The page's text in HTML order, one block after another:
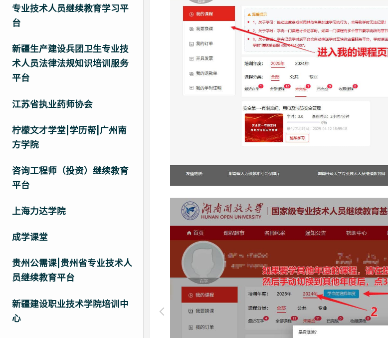
专业技术人员继续教育学习平
台
新疆生产建设兵团卫生专业技
术人员法律法规知识培训服务
平台
江苏省执业药师协会
柠檬文才学堂|学历帮|广州南
方学院
咨询工程师（投资）继续教育
平台
上海力达学院
成学课堂
贵州公需课|贵州省专业技术人
员继续教育平台
新疆建设职业技术学院培训中
心